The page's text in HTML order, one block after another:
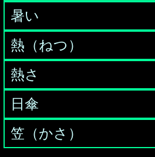
暑い
熱（ねつ）
熱さ
日傘
笠（かさ）